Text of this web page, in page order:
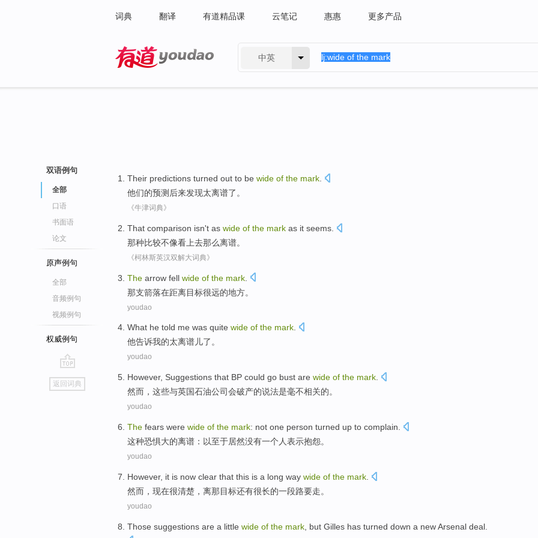
词典 翻译 有道精品课 云笔记 惠惠 更多产品
中英
双语例句
全部
口语
书面语
论文
原声例句
全部
音频例句
视频例句
权威例句
go
top
返回词典
Their predictions turned out to be wide of the mark
他们的预测 后来发现太离谱了 。
《牛津词典》
That comparison isn't as wide of the mark as it seems
那种比较不像看上去那么离谱。
《柯林斯英汉双解大词典》
The arrow fell wide of the mark
那支箭落在距离目标很远的地方。
youdao
What he told me was quite wide of the mark.
他告诉我的太离谱儿了。
youdao
However, Suggestions that BP could go bust are wide of the mark
然而 ， 这些与英国石油公司会破产的说法是毫不相关的。
youdao
The fears were wide of the mark: not one person turned up to complain
这种恐惧大的离谱 ：以至于居然没有一个 人表示抱怨。
youdao
However, it is now clear that this is a long way wide of the mark
然而 ， 现在很清楚 ，离那目标还有很长的一段路要走。
youdao
Those suggestions are a little wide of the mark but Gilles has turned down a newArsenal deal